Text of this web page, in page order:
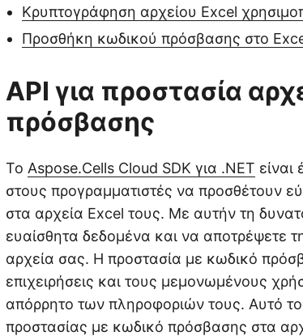
Κρυπτογράφηση αρχείου Excel
Προσθήκη κωδικού πρόσβασης στο
API για προστασία
πρόσβασης
Το Aspose.Cells Cloud SDK για .NET είναι
στους προγραμματιστές να προσθέτουν
στα αρχεία Excel τους. Με αυτήν τη
ευαίσθητα δεδομένα και να αποτρέψετε
αρχεία σας. Η προστασία με κωδικό
επιχειρήσεις και τους μεμονωμένους
απόρρητο των πληροφοριών τους. Αυτό
προστασίας με κωδικό πρόσβασης στα